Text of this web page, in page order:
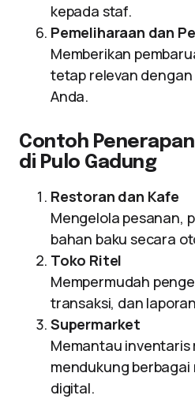
kepada staf.
Pemeliharaan dan
Memberikan
tetap relevan
Anda.
Contoh
di Pulo Gadung
Restoran dan Kafe
Mengelola pesanan,
bahan baku secara
Toko Ritel
Mempermudah
transaksi, dan
Supermarket
Memantau inventaris
mendukung
digital.